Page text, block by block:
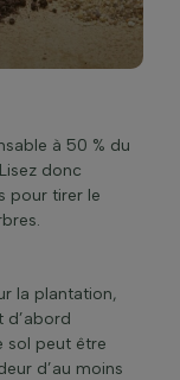
à 50 % du
donc
pour tirer le
la plantation,
d’abord
sol peut être
d’au moins